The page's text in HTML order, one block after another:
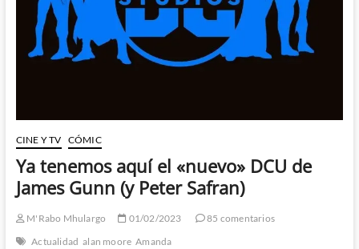
CINE Y TV CÓMIC
Ya tenemos aquí el «nuevo» DCU de
James Gunn (y Peter Safran)
M'Rabo Mhulargo 01/02/2023
85 comentarios
Actualidad alan moore Amanda